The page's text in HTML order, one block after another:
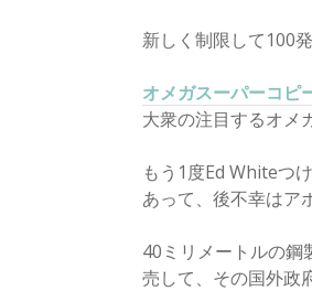
新しく制限して100
オメガスーパーコピ
大衆の注目するオメ
もう1度Ed Whiteつ
あって、後不幸はア
40ミリメートルの鋼
売して、その国外政